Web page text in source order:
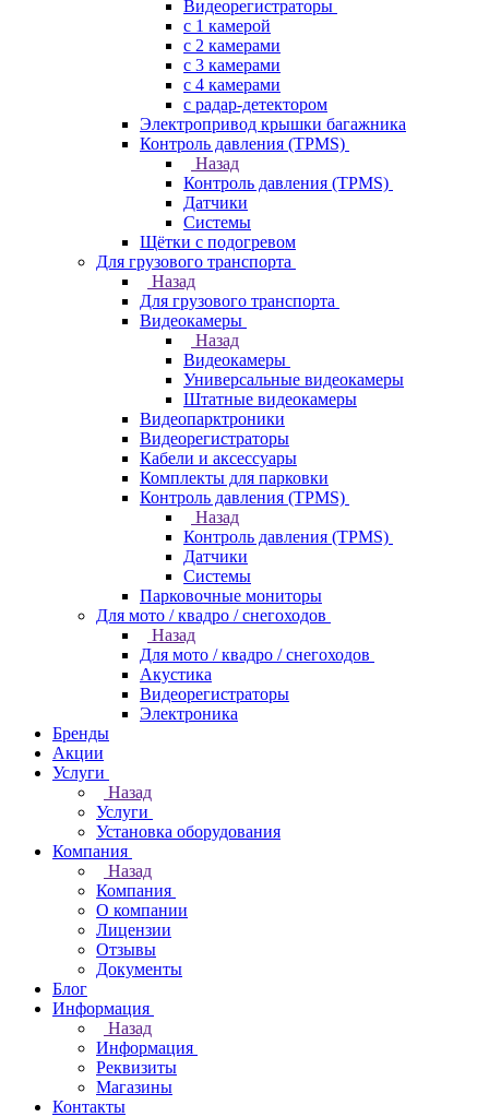
Видеорегистраторы
с 1 камерой
с 2 камерами
с 3 камерами
с 4 камерами
с радар-детектором
Электропривод крышки багажника
Контроль давления (TPMS)
Назад
Контроль давления (TPMS)
Датчики
Системы
Щётки с подогревом
Для грузового транспорта
Назад
Для грузового транспорта
Видеокамеры
Назад
Видеокамеры
Универсальные видеокамеры
Штатные видеокамеры
Видеопарктроники
Видеорегистраторы
Кабели и аксессуары
Комплекты для парковки
Контроль давления (TPMS)
Назад
Контроль давления (TPMS)
Датчики
Системы
Парковочные мониторы
Для мото / квадро / снегоходов
Назад
Для мото / квадро / снегоходов
Акустика
Видеорегистраторы
Электроника
Бренды
Акции
Услуги
Назад
Услуги
Установка оборудования
Компания
Назад
Компания
О компании
Лицензии
Отзывы
Документы
Блог
Информация
Назад
Информация
Реквизиты
Магазины
Контакты